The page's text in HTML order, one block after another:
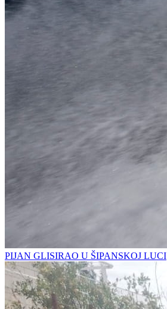
PIJAN GLISIRAO U ŠIPANSKOJ LUCI